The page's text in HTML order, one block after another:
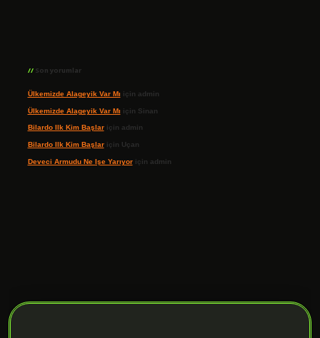
Son yorumlar
Ülkemizde Alageyik Var Mı için admin
Ülkemizde Alageyik Var Mı için Sinan
Bilardo Ilk Kim Başlariçin admin
Bilardo Ilk Kim Başlariçin Uçan
Deveci Armudu Ne Işe Yarıyoriçin admin